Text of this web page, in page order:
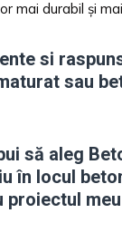
mai durabil și
si
sau
să aleg
în locul
proiectul